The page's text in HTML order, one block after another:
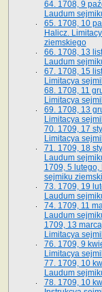
64. 1708, 9
Laudum
65­. 1708, 10
Halicz.
ziemskiego
66. 1708, 13
Laudum
67. 1708, 15
Limitacya
68. 1708, 11
Limitacya
69. 1708, 13
Limitacya
70. 1709, 17
Limitacya
71. 1709, 18
Laudum
1709, 5
sejmiku
73. 1709, 19
Laudum
74. 1709, 11
Laudum
1709, 13
Limitacya
76. 1709, 9
Limitacya
77. 1709, 10
Laudum
78. 1709, 10